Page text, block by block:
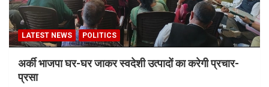
LATEST NEWS POLITICS
अर्की भाजपा घर-घर जाकर स्वदेशी उत्पादों का करेगी प्रचार-
प्रसा